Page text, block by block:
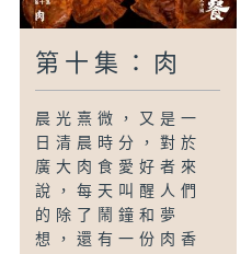
第十集：肉
晨光熹微，又是一
日清晨時分，對於
廣大肉食愛好者來
說，每天叫醒人們
的除了鬧鐘和夢
想，還有一份肉香